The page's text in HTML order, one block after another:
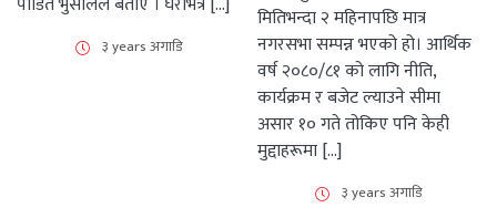
३ years अगाडि
मितिभन्दा २ महिनापछि मात्र
नगरसभा सम्पन्न भएको हो। आर्थिक
वर्ष २०८०/८१ को लागि नीति,
कार्यक्रम र बजेट ल्याउने सीमा
असार १० गते तोकिए पनि केही
मुद्दाहरूमा […]
३ years अगाडि